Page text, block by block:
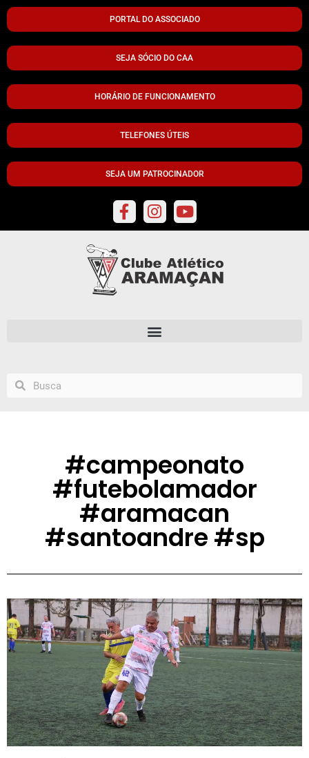
PORTAL DO ASSOCIADO
SEJA SÓCIO DO CAA
HORÁRIO DE FUNCIONAMENTO
TELEFONES ÚTEIS
SEJA UM PATROCINADOR
#campeonato
#futebolamador
#aramacan
#santoandre #sp